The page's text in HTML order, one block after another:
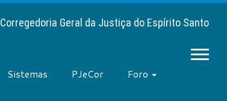
Corregedoria Geral da Justiça do Espírito Santo
Sistemas PJeCor
Foro